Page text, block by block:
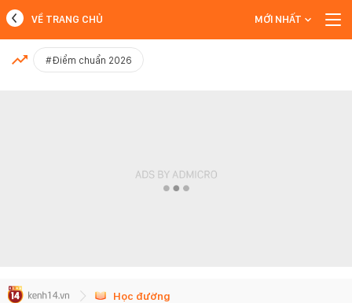
MỚI NHẤT
VỀ TRANG CHỦ MỚI NHẤT
#Điểm chuẩn 2026
Học đường